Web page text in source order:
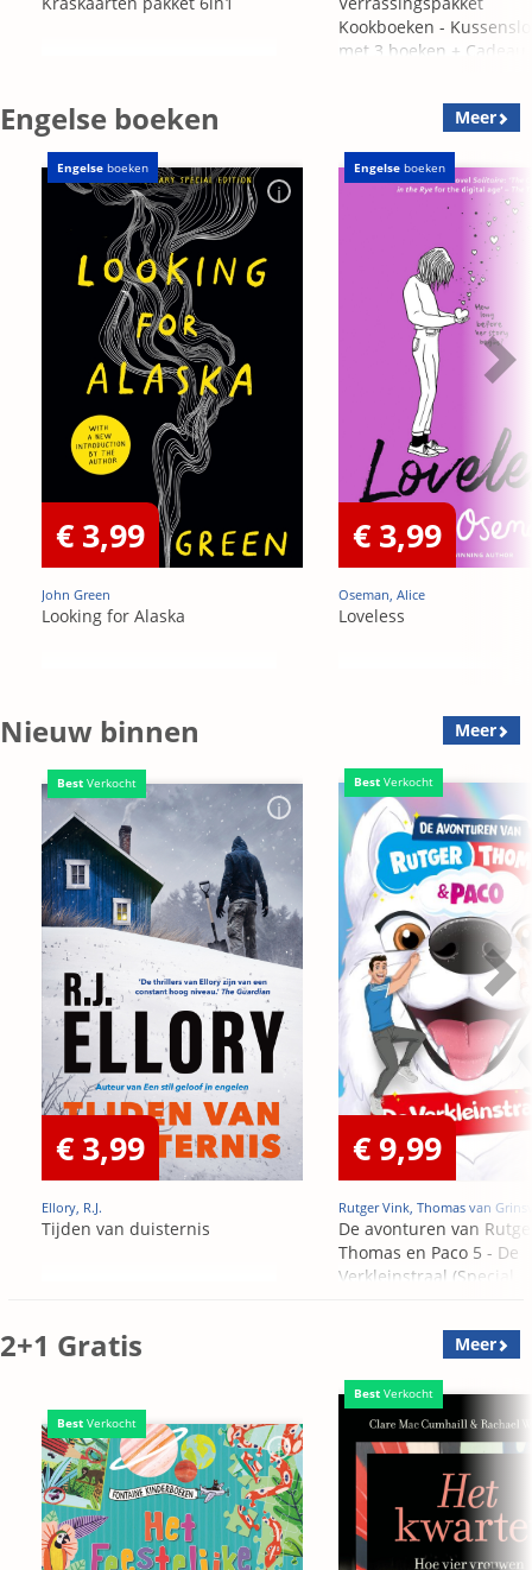
Kookboeken -
met 3 boeken + Cadeau
Engelse boeken Meer
Engelse boeken
€ 3,99
John Green
Looking for Alaska
Engelse boeken
€ 3,99
Oseman, Alice
Loveless
Nieuw binnen Meer
Best Verkocht
€ 3,99
Ellory, R.J.
Tijden van duisternis
Best Verkocht
€ 9,99
Rutger Vink, Thomas van
De avonturen van
Thomas en Paco 5 - De
Verkleinstraal (Special
2+1 Gratis Meer
Best Verkocht
Best Verkocht